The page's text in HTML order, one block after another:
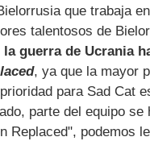
que trabaja
talentosos de
la guerra de Ucrania
, ya que la mayor
para Sad Cat
parte del equipo
Replaced", podemos